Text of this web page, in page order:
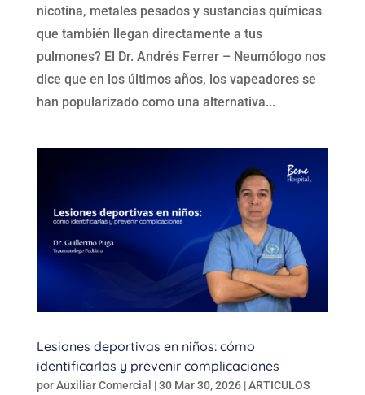
nicotina, metales pesados y sustancias químicas
que también llegan directamente a tus
pulmones? El Dr. Andrés Ferrer – Neumólogo nos
dice que en los últimos años, los vapeadores se
han popularizado como una alternativa...
Lesiones deportivas en niños: cómo
identificarlas y prevenir complicaciones
porAuxiliar Comercial |30 Mar 30, 2026|ARTICULOS